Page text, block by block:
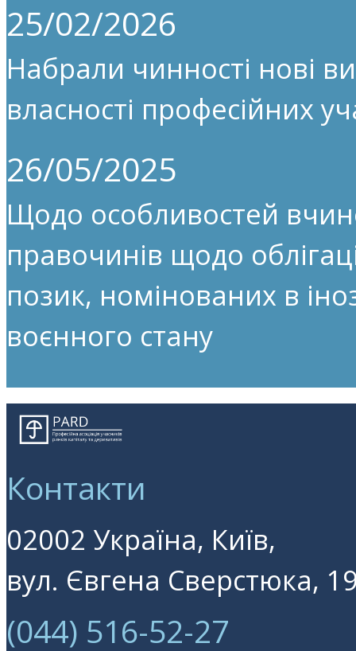
25/02/2026
Набрали чинності нові
власності професійних
26/05/2025
Щодо особливостей
правочинів щодо
позик, номінованих в
воєнного стану
Контакти
02002 Україна, Київ,
вул. Євгена Сверстюка,
(044) 516-52-27